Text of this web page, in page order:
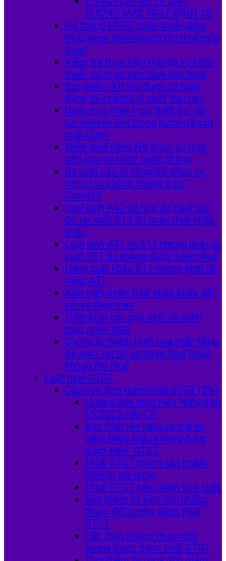
VƯỚNG MẮC NGHỊ ĐỊNH 18
Hệ thống MGH (miễn thuế/giảm
thuế/hoàn thuế/không thu thuế/nộp
thừa)
Kiểm tra thực hiện nghiệp vụ hoàn
thuế/ xử lý số tiền thuế nộp thừa
Sản phẩm XK thu được từ hoạt
động tái chế/xử lý chất thải rắn
Danh mục máy móc thiết bị/ vật
tư/ nguyên liệu trong nước đã sản
xuất được
Miễn thuế hàng NK phục vụ trực
tiếp cho an ninh/ quốc phòng
Rà soát các lô hàng NK phục vụ
công tác phòng chống dịch
Covid19
Loại hình A42 đã nộp đủ thuế sau
đó tái xuất B13 thì hoàn thuế nhập
khẩu
Loại hình A41 và A11 nhưng phải tái
xuất B11 thì không được hoàn thuế
Hàng xuất khẩu B11 nhưng phải tái
nhập A31
Kiến nghị miễn thuế nhập khẩu đối
với xe điện mini
Triển khai các quy định về danh
mục miễn thuế
Chứng từ thanh toán qua ngân hàng
để xem xét hồ sơ hoàn thuế hoặc
không thu thuế
Luật thuế GTGT
Các quy định giảm thuế GTGT (8%)
Hướng dẫn thực hiện Nghị định
15/2022/NĐ-CP
Xác định tên hàng và mã hs
hàng nhập khẩu không được
giảm thuế GTGT
Thuế GTGT nhóm sản phẩm
thiết bị gia dụng
Thuế GTGT sản phẩm hóa chất
Sản phẩm từ kim loại không
thuộc đối tượng giảm thuế
GTGT
Cáp thép không thuộc đối
tượng được giảm thuế GTGT